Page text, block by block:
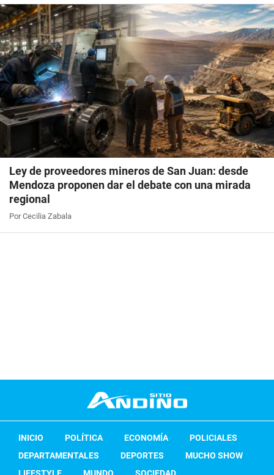
Ley de proveedores mineros de San Juan: desde
Mendoza proponen dar el debate con una mirada
regional
Por Cecilia Zabala
INICIO POLÍTICA ECONOMÍA
POLICIALES
DEPARTAMENTALES
DEPORTES
MUCHO SHOW
LIFESTYLE
MUNDO SOCIEDAD